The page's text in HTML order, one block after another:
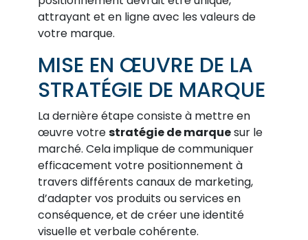
attrayant et en ligne avec les valeurs de
votre marque.
MISE EN ŒUVRE DE LA
STRATÉGIE DE MARQUE
La dernière étape consiste à mettre en
œuvre votrestratégie de marquesur le
marché. Cela implique de communiquer
efficacement votre positionnement à
travers différents canaux de marketing,
d’adapter vos produits ou services en
conséquence, et de créer une identité
visuelle et verbale cohérente.